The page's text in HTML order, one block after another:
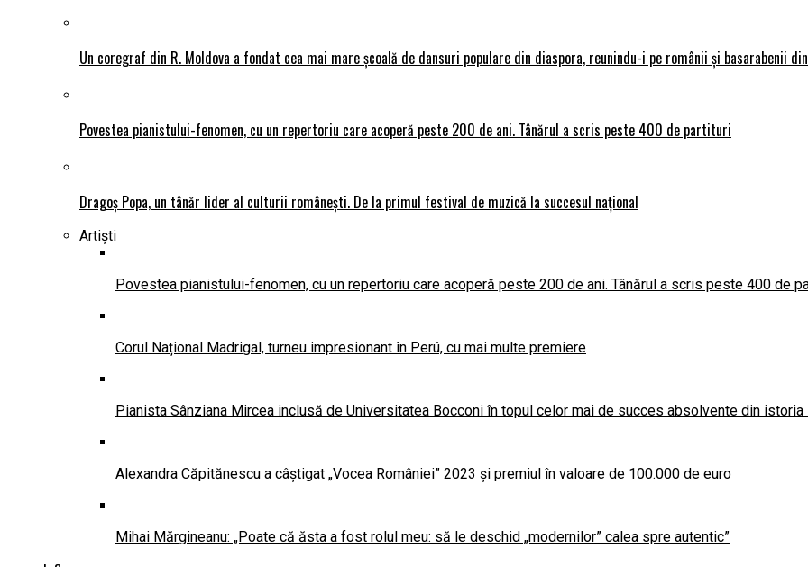
Un coregraf din R. Moldova a fondat cea mai mare școală de dansuri populare din diaspora, reunindu-i pe românii și basarabenii
Povestea pianistului-fenomen, cu un repertoriu care acoperă peste 200 de ani. Tânărul a scris peste 400 de partituri
Dragoș Popa, un tânăr lider al culturii românești. De la primul festival de muzică la succesul național
Artiști
Povestea pianistului-fenomen, cu un repertoriu care acoperă peste 200 de ani. Tânărul a scris peste 400 de
Corul Național Madrigal, turneu impresionant în Perú, cu mai multe premiere
Pianista Sânziana Mircea inclusă de Universitatea Bocconi în topul celor mai de succes absolvente din istoria
Alexandra Căpitănescu a câștigat „Vocea României” 2023 și premiul în valoare de 100.000 de euro
Mihai Mărgineanu: „Poate că ăsta a fost rolul meu: să le deschid „modernilor” calea spre autentic”